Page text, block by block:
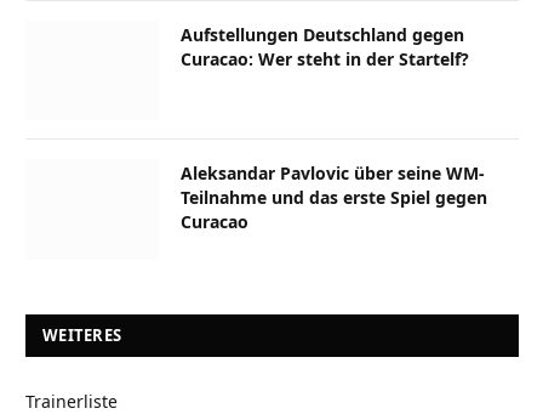
Aufstellungen Deutschland gegen
Curacao: Wer steht in der Startelf?
Aleksandar Pavlovic über seine WM-
Teilnahme und das erste Spiel gegen
Curacao
WEITERES
Trainerliste